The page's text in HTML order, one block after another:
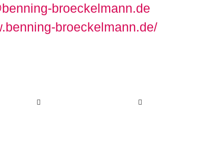
broeckelmann.de
broeckelmann.de/